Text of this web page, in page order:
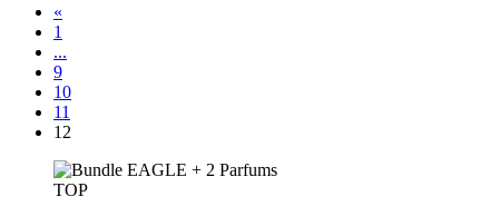
«
1
...
9
10
11
12
TOP